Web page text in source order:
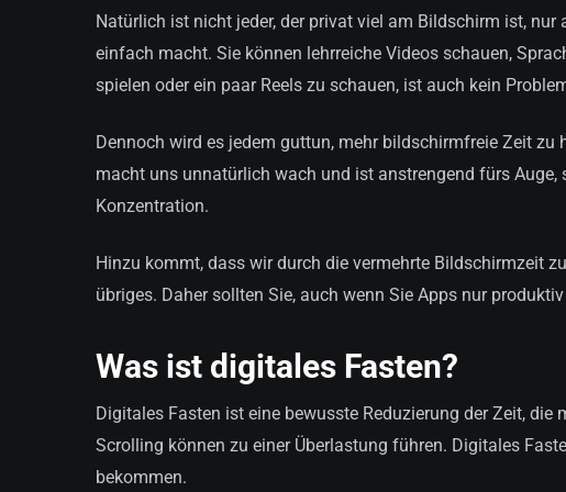
Natürlich ist nicht jeder, der privat viel am Bildschirm ist,
einfach macht. Sie können lehrreiche Videos schauen,
spielen oder ein paar Reels zu schauen, ist auch kein
Dennoch wird es jedem guttun, mehr bildschirmfreie Zeit
macht uns unnatürlich wach und ist anstrengend fürs
Konzentration.
Hinzu kommt, dass wir durch die vermehrte Bildschirmzeit
übriges. Daher sollten Sie, auch wenn Sie Apps nur
Was ist digitales Fasten?
Digitales Fasten ist eine bewusste Reduzierung der Zeit,
Scrolling können zu einer Überlastung führen. Digitales
bekommen.